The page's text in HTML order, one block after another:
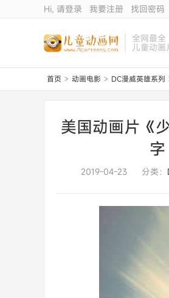
Hi, 请登录 我要注册 找回密码
全网最全
儿童动画
首页 > 动画电影 > DC漫威英雄系列
美国动画片《
2019-04-23 分类：